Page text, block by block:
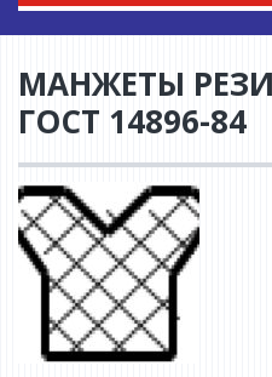
МАНЖЕТЫ
ГОСТ 14896-84